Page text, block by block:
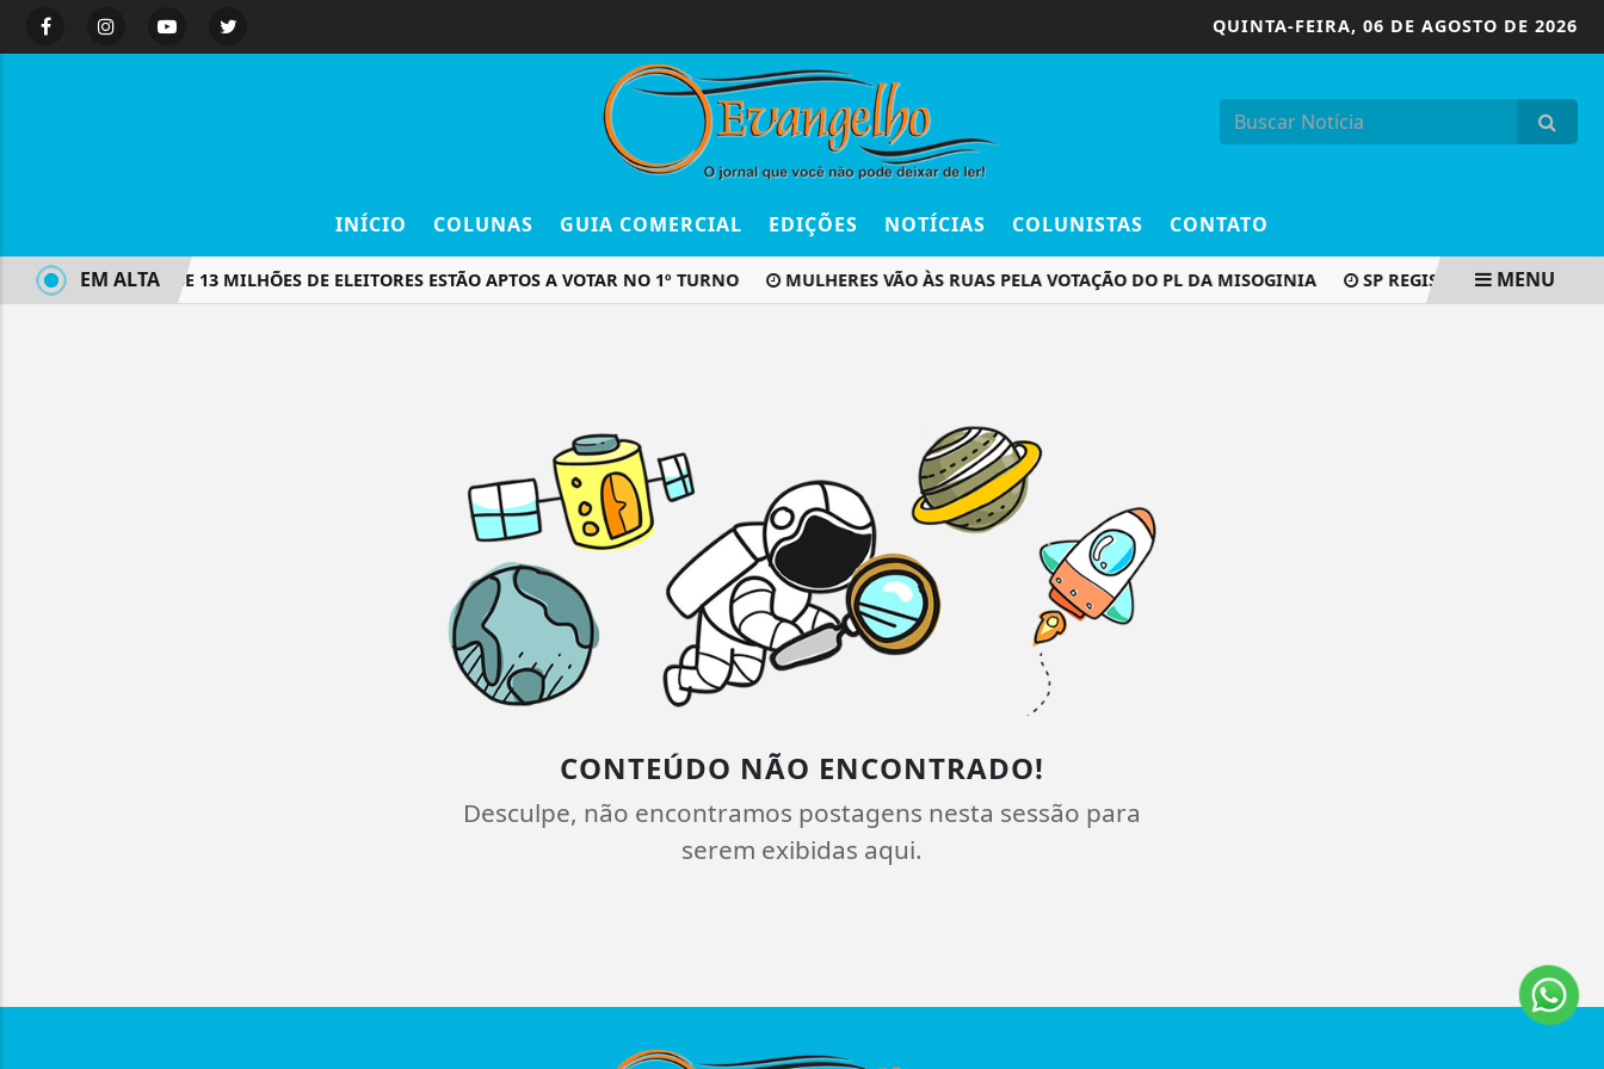
QUINTA-FEIRA, 06 DE AGOSTO DE 2026
INÍCIO COLUNAS GUIA COMERCIAL EDIÇÕES NOTÍCIAS COLUNISTAS CONTATO
RJ: QUASE 13 MILHÕES DE ELEITORES ESTÃO APTOS A VOTAR NO 1º TURNO MULHERES VÃO ÀS RUAS PELA VOTAÇÃO DO PL DA MISOGINIA SP REGISTRA QUEDA DE
EM ALTA MENU
CONTEÚDO NÃO ENCONTRADO!
Desculpe, não encontramos postagens nesta sessão para
serem exibidas aqui.